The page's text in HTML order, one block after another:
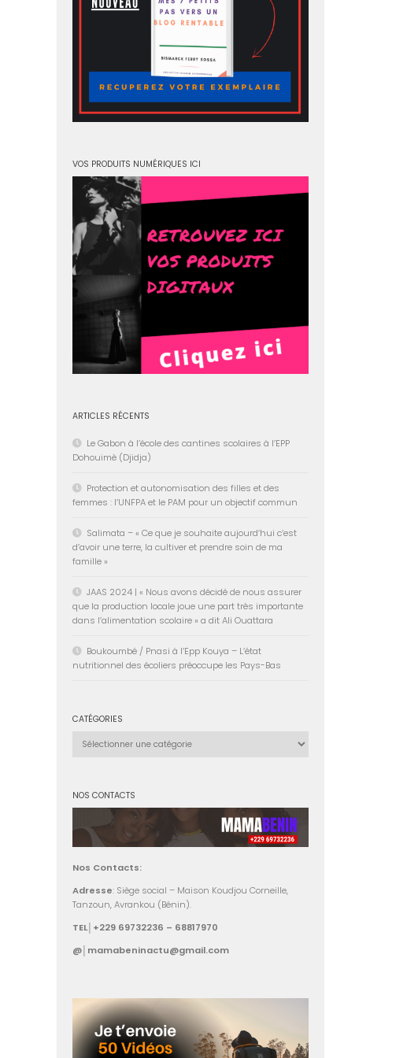
VOS PRODUITS NUMÉRIQUES ICI
ARTICLES RÉCENTS
Le Gabon à l’école des cantines scolaires à l’EPP
Dohouimè (Djidja)
Protection et autonomisation des filles et des
femmes : l’UNFPA et le PAM pour un objectif commun
Salimata – « Ce que je souhaite aujourd’hui c’est
d’avoir une terre, la cultiver et prendre soin de ma
famille »
JAAS 2024 | « Nous avons décidé de nous assurer
que la production locale joue une part très importante
dans l’alimentation scolaire » a dit Ali Ouattara
Boukoumbé / Pnasi à l’Epp Kouya – L’état
nutritionnel des écoliers préoccupe les Pays-Bas
CATÉGORIES
Catégories
NOS CONTACTS
Nos Contacts:
Adresse: Siège social – Maison Koudjou Corneille,
Tanzoun, Avrankou (Bénin).
TEL│+229 69732236 – 68817970
@│mamabeninactu@gmail.com